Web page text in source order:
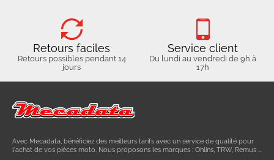
Retours faciles
Retours possibles pendant 14
jours
Service client
Du lundi au vendredi de 9h à
17h
Avec Mecadata, bénéficiez des meilleurs tarifs avec un service de qualité pour
l'achat de vos pièces moto. Nous proposons les marques : Ohlins, TRW, Remus ...